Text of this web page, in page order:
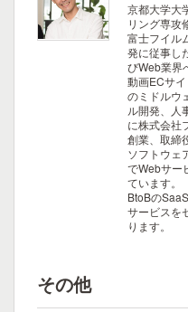
京都大学大
リング専攻
富士フイル
発に従事し
びWeb業界
動画ECサ
のミドルウ
ル開発、人
に株式会社
創業、取締
ソフトウェ
でWebサー
ています。
BtoBの
サービスを
ります。
その他